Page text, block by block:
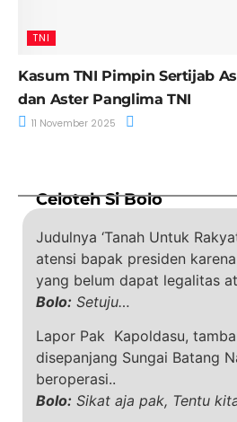
TNI
Kasum TNI Pimpin Sertijab
dan Aster Panglima TNI
11 November 2025
Celoteh Si Bolo
Judulnya ‘Tanah Untuk
atensi bapak presiden
yang belum dapat legalitas
Bolo: Setuju…
Lapor Pak Kapoldasu,
disepanjang Sungai Batang
beroperasi..
Bolo: Sikat aja pak, Tentu